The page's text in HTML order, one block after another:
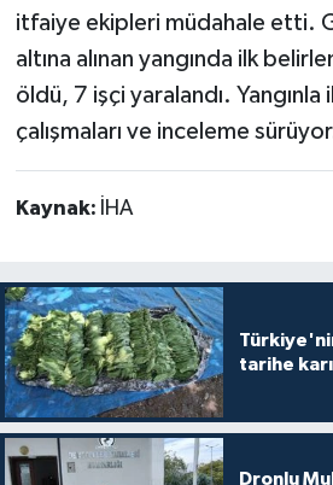
itfaiye ekipleri müdahale etti.
altına alınan yangında ilk
öldü, 7 işçi yaralandı.
çalışmaları ve inceleme
Kaynak: İHA
tarihe
Dronlu